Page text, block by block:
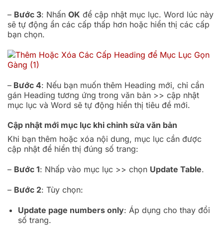
– Bước 3: Nhấn OK để cập nhật mục lục. Word lúc này
sẽ tự động ẩn các cấp thấp hơn hoặc hiển thị các cấp
bạn chọn.
– Bước 4: Nếu bạn muốn thêm Heading mới, chỉ cần
gán Heading tương ứng trong văn bản >> cập nhật
mục lục và Word sẽ tự động hiển thị tiêu đề mới.
Cập nhật mới mục lục khi chỉnh sửa văn bản
Khi bạn thêm hoặc xóa nội dung, mục lục cần được
cập nhật để hiển thị đúng số trang:
– Bước 1: Nhấp vào mục lục >> chọn Update Table.
– Bước 2: Tùy chọn:
Update page numbers only: Áp dụng cho thay đổi
số trang.